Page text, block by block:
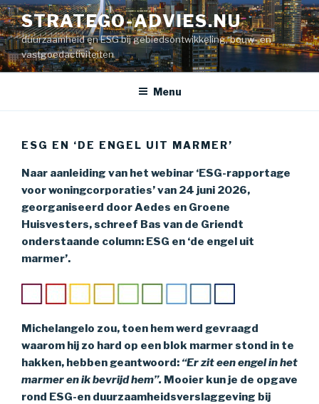
Naar
de
inhoud
springen
STRATEGO-ADVIES.NU
duurzaamheid en ESG bij gebiedsontwikkeling, bouw- en
vastgoedactiviteiten
Menu
ESG EN ‘DE ENGEL UIT MARMER’
Naar aanleiding van het webinar ‘ESG-rapportage
voor woningcorporaties’van 24 juni 2026,
georganiseerd door Aedes en Groene
Huisvesters, schreef Bas van de Griendt
onderstaande column: ESG en ‘de engel uit
marmer’.
Michelangelo zou, toen hem werd gevraagd
waarom hij zo hard op een blok marmer stond in te
hakken, hebben geantwoord: “Er zit een engel in het
marmer en ik bevrijd hem”. Mooier kun je de opgave
rond ESG-en duurzaamheidsverslaggeving bij